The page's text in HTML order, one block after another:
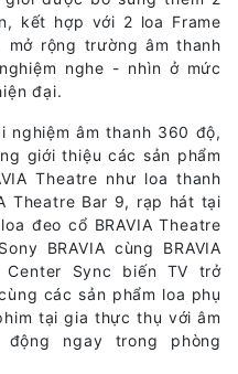
kết hợp với 2 loa Frame
mở rộng trường âm thanh
nghe - nhìn ở mức
đại.
nghiệm âm thanh 360 độ,
giới thiệu các sản phẩm
Theatre như loa thanh
Theatre Bar 9, rạp hát tại
đeo cổ BRAVIA Theatre
BRAVIA cùng BRAVIA
Center Sync biến TV trở
các sản phẩm loa phụ
tại gia thực thụ với âm
ngay trong phòng